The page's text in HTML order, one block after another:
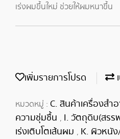
เร่งผมขึ้นใหม่ ช่วยให้ผมหนาขึ้น
เพิ่มรายการโปรด
หมวดหมู่ : C. สินค้าเครื่องสำ
ความชุ่มชื้น , I. วัตถุดิบ(สร
เร่งเติบโตเส้นผม , K. ผิวหนั